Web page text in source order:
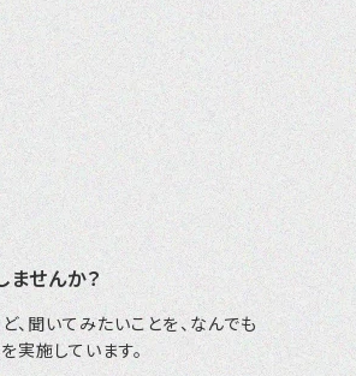
ませんか？
聞いてみたいことを、なんでも
を実施しています。